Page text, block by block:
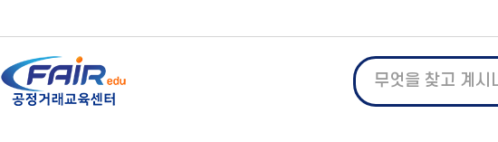
바
가
기
바
가
기